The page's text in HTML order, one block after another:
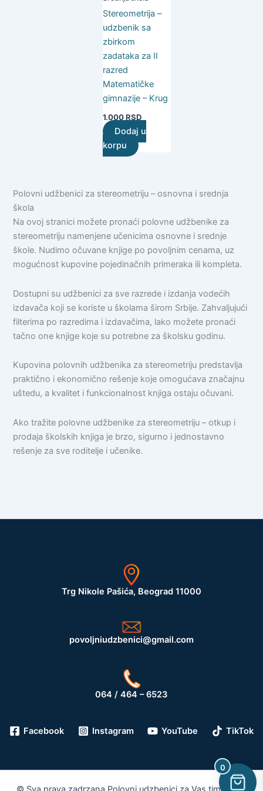
Stereometrija –
udzbenik sa
zbirkom
zadataka za II
razred
Matematičke
gimnazije – Krug
1.000RSD
Dodaj u
korpu
Polovni udžbenici za stereometriju – osnovna i srednja
škola
Na ovoj stranici možete pronaći polovne udžbenike za
stereometriju namenjene učenicima osnovne i srednje
škole. Nudimo očuvane knjige po povoljnim cenama, uz
mogućnost kupovine pojedinačnih primeraka ili kompleta.
Dostupni su udžbenici za sve razrede i izdanja vodećih
izdavača koji se koriste u školama širom Srbije. Zahvaljujući
filterima po razredima i izdavačima, lako možete pronaći
tačno one knjige koje su potrebne za školsku godinu.
Kupovina polovnih udžbenika za stereometriju predstavlja
praktično i ekonomično rešenje koje omogućava značajnu
uštedu, a kvalitet i funkcionalnost knjiga ostaju očuvani.
Ako tražite polovne udžbenike za stereometriju – otkup i
prodaja školskih knjiga je brzo, sigurno i jednostavno
rešenje za sve roditelje i učenike.
Trg Nikole Pašića, Beograd 11000
povoljniudzbenici@gmail.com
064 / 464 – 6523
Facebook Instagram YouTube TikTok
0